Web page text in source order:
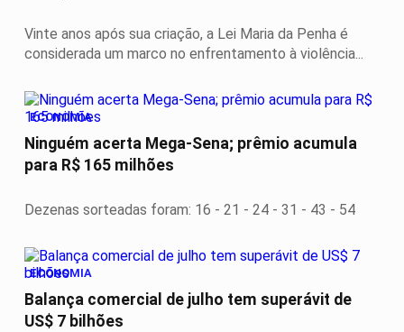
Vinte anos após sua criação, a Lei Maria da Penha é
considerada um marco no enfrentamento à violência...
ECONOMIA
Ninguém acerta Mega-Sena; prêmio acumula
para R$ 165 milhões
Dezenas sorteadas foram: 16 - 21 - 24 - 31 - 43 - 54
ECONOMIA
Balança comercial de julho tem superávit de
US$ 7 bilhões